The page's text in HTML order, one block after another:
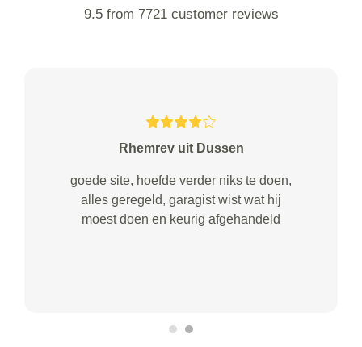
9.5 from 7721 customer reviews
Rhemrev uit Dussen
goede site, hoefde verder niks te doen,
alles geregeld, garagist wist wat hij
moest doen en keurig afgehandeld